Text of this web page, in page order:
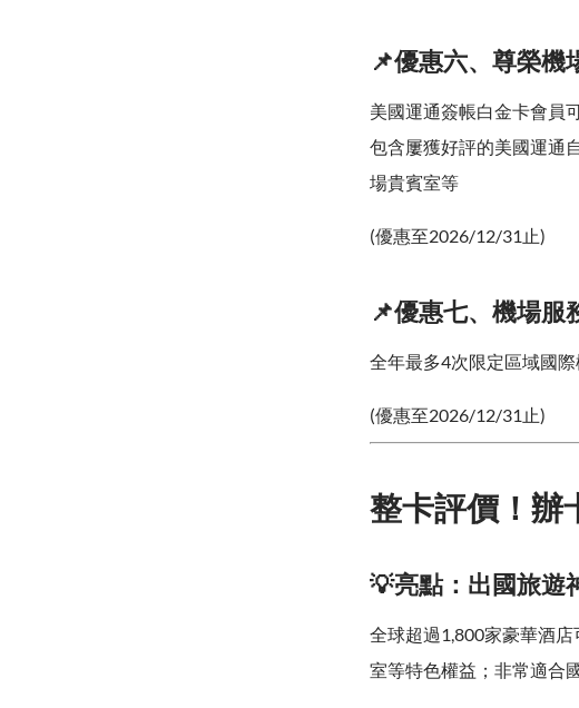
📌優惠六、尊榮機
美國運通簽帳白金卡會員
包含屢獲好評的美國運通
場貴賓室等
(優惠至2026/12/31止)
📌優惠七、機場服
全年最多4次限定區域國
(優惠至2026/12/31止)
整卡評價！辦
💡亮點：出國旅遊
全球超過1,800家豪華酒
室等特色權益；非常適合